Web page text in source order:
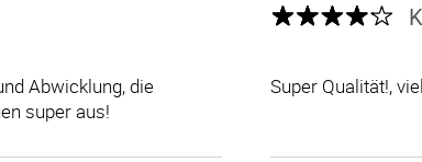
Abwicklung, die
super aus!
Super Qualität!,